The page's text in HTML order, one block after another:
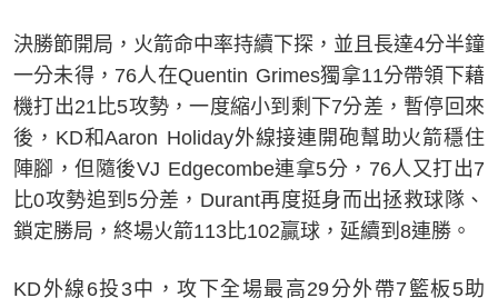
決勝節開局，火箭命中率持續下探，並且長達4分半鐘
一分未得，76人在Quentin Grimes獨拿11分帶領下藉
機打出21比5攻勢，一度縮小到剩下7分差，暫停回來
後，KD和Aaron Holiday外線接連開砲幫助火箭穩住
陣腳，但隨後VJ Edgecombe連拿5分，76人又打出7
比0攻勢追到5分差，Durant再度挺身而出拯救球隊、
鎖定勝局，終場火箭113比102贏球，延續到8連勝。
KD外線6投3中，攻下全場最高29分外帶7籃板5助